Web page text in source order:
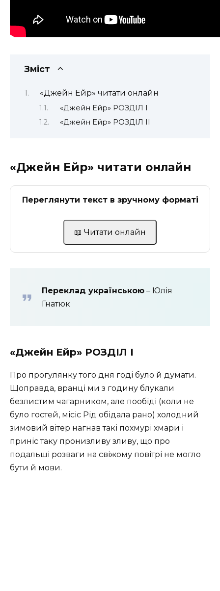
Зміст
«Джейн Ейр» читати онлайн
«Джейн Ейр» РОЗДІЛ І
«Джейн Ейр» РОЗДІЛ II
«Джейн Ейр» читати онлайн
Переглянути текст в зручному форматі
📖 Читати онлайн
Переклад українською – Юлія
Гнатюк
«Джейн Ейр» РОЗДІЛ І
Про прогулянку того дня годі було й думати.
Щоправда, вранці ми з годину блукали
безлистим чагарником, але пообіді (коли не
було гостей, місіс Рід обідала рано) холодний
зимовий вітер нагнав такі похмурі хмари і
приніс таку пронизливу зливу, що про
подальші розваги на свіжому повітрі не могло
бути й мови.